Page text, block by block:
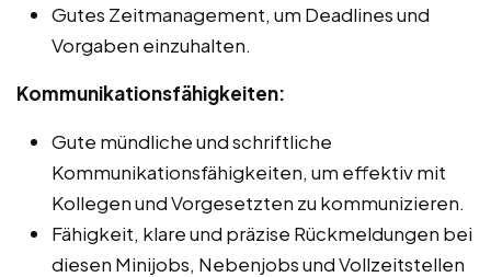
Gutes Zeitmanagement, um Deadlines und
Vorgaben einzuhalten.
Kommunikationsfähigkeiten:
Gute mündliche und schriftliche
Kommunikationsfähigkeiten, um effektiv mit
Kollegen und Vorgesetzten zu kommunizieren.
Fähigkeit, klare und präzise Rückmeldungen bei
diesen Minijobs, Nebenjobs und Vollzeitstellen